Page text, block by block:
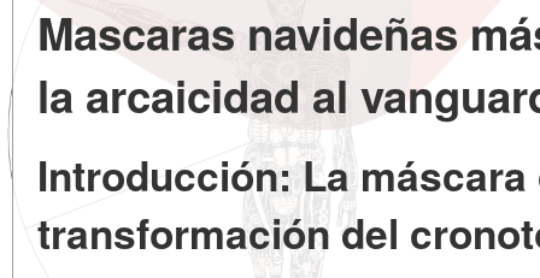
Mascaras navideñas
la arcaicidad al
Introducción: La
transformación del